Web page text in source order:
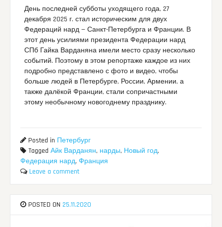
День последней субботы уходящего года, 27
декабря 2025 г. стал историческим для двух
Федераций нард — Санкт-Петербурга и Франции. В
этот день усилиями президента Федерации нард
СПб Гайка Варданяна имели место сразу несколько
событий. Поэтому в этом репортаже каждое из них
подробно представлено с фото и видео, чтобы
больше людей в Петербурге, России, Армении, а
также далёкой Франции, стали сопричастными
этому необычному новогоднему празднику.
Posted in Петербург
TaggedАйк Варданян, нарды, Новый год,
Федерация нард,Франция
Leave a comment
POSTED ON 25.11.2020